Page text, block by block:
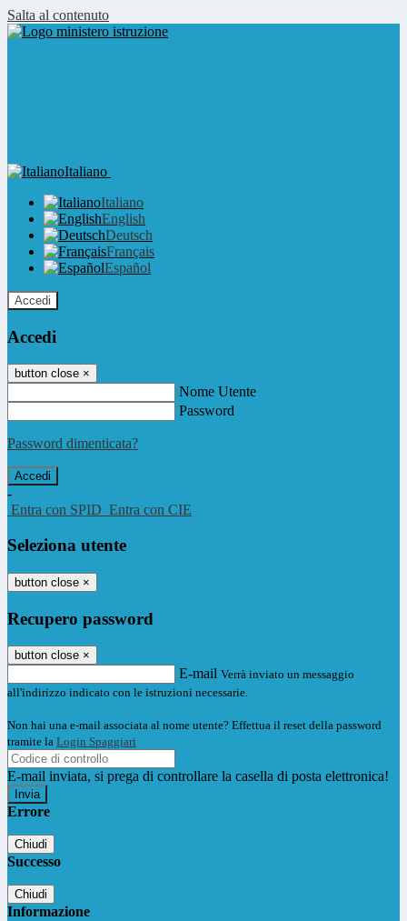
Salta al contenuto
Italiano
Italiano
English
Deutsch
Français
Español
Accedi
Accedi
button close ×
Nome Utente
Password
Password dimenticata?
-
Entra con SPID Entra con CIE
Seleziona utente
button close ×
Recupero password
button close ×
E-mail Verrà inviato un messaggio
all'indirizzo indicato con le istruzioni necessarie.
Non hai una e-mail associata al nome utente? Effettua il reset della password
tramite la Login Spaggiari
E-mail inviata, si prega di controllare la casella di posta elettronica!
Errore
Chiudi
Successo
Chiudi
Informazione